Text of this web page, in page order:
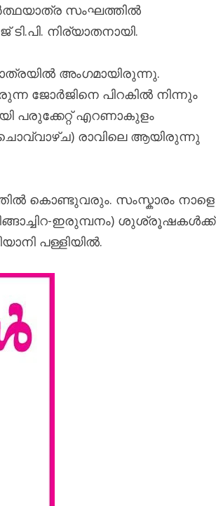
സംഘത്തിൽ
ടി.പി. നിര്യാതനായി.
അംഗമായിരുന്നു.
ജോർജിനെ പിറകിൽ നിന്നും
പരുക്കേറ്റ് എറണാകുളം
(ചൊവ്വാഴ്ച) രാവിലെ ആയിരുന്നു
കൊണ്ടുവരും. സംസ്കാരം നാളെ
ഇരുമ്പനം) ശുശ്രൂഷകൾക്ക്
പള്ളിയിൽ.